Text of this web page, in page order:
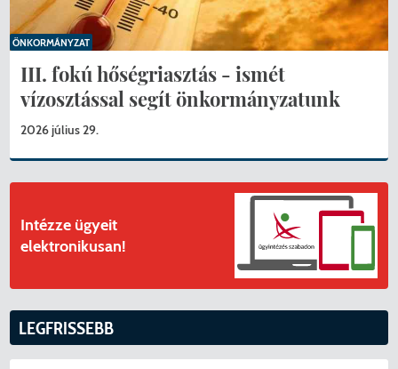
III. fokú hőségriasztás - ismét
vízosztással segít önkormányzatunk
2026 július 29.
ÖNKORMÁNYZAT
Intézze ügyeit
elektronikusan!
LEGFRISSEBB